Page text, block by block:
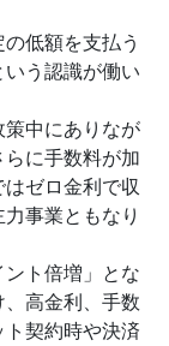
低額を支払う
う認識が働い
中にありなが
に手数料が加
ゼロ金利で収
事業ともなり
ト倍増」とな
高金利、手数
契約時や決済